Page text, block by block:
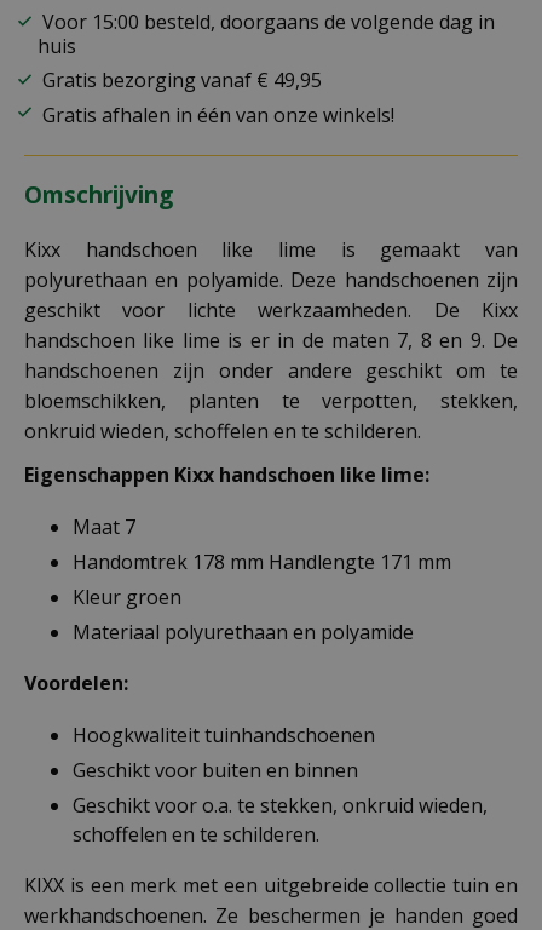
Voor 15:00 besteld, doorgaans de volgende dag in
huis
Gratis bezorging vanaf € 49,95
Gratis afhalen in één van onze winkels!
Omschrijving
Kixx handschoen like lime is gemaakt van
polyurethaan en polyamide. Deze handschoenen zijn
geschikt voor lichte werkzaamheden. De Kixx
handschoen like lime is er in de maten 7, 8 en 9. De
handschoenen zijn onder andere geschikt om te
bloemschikken, planten te verpotten, stekken,
onkruid wieden, schoffelen en te schilderen.
Eigenschappen Kixx handschoen like lime:
Maat 7
Handomtrek 178 mm Handlengte 171 mm
Kleur groen
Materiaal polyurethaan en polyamide
Voordelen:
Hoogkwaliteit tuinhandschoenen
Geschikt voor buiten en binnen
Geschikt voor o.a. te stekken, onkruid wieden,
schoffelen en te schilderen.
KIXX is een merk met een uitgebreide collectie tuin en
werkhandschoenen. Ze beschermen je handen goed